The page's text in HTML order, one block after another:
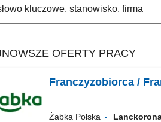
OFERTY PRACY
Franczyzobiorca /
Żabka Polska